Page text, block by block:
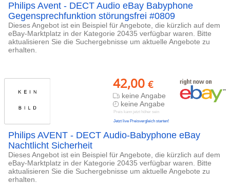
Philips Avent - DECT Audio eBay Babyphone
Gegensprechfunktion störungsfrei #0809
Dieses Angebot ist ein Beispiel für Angebote, die kürzlich auf dem
eBay-Marktplatz in der Kategorie 20435 verfügbar waren. Bitte
aktualisieren Sie die Suchergebnisse um aktuelle Angebote zu
erhalten.
42,00 €
keine Angabe
keine Angabe
Preis kann jetzt höher sein
Jetzt live Preisvergleich starten!
Philips AVENT - DECT Audio-Babyphone eBay
Nachtlicht Sicherheit
Dieses Angebot ist ein Beispiel für Angebote, die kürzlich auf dem
eBay-Marktplatz in der Kategorie 20435 verfügbar waren. Bitte
aktualisieren Sie die Suchergebnisse um aktuelle Angebote zu
erhalten.